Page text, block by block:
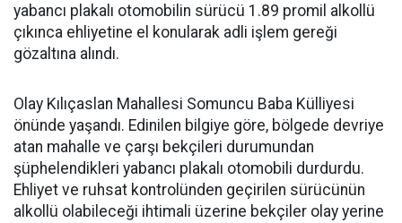
yabancı plakalı otomobilin sürücü 1.89 promil alkollü
çıkınca ehliyetine el konularak adli işlem gereği
gözaltına alındı.
Olay Kılıçaslan Mahallesi Somuncu Baba Külliyesi
önünde yaşandı. Edinilen bilgiye göre, bölgede devriye
atan mahalle ve çarşı bekçileri durumundan
şüphelendikleri yabancı plakalı otomobili durdurdu.
Ehliyet ve ruhsat kontrolünden geçirilen sürücünün
alkollü olabileceği ihtimali üzerine bekçiler olay yerine